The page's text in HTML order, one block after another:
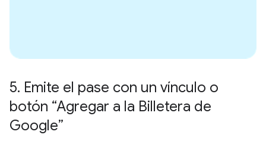
5. Emite el pase con un vínculo o
botón “Agregar a la Billetera de
Google”